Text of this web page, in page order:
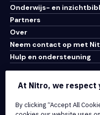
Onderwijs- en
Partners
Over
Neem contact op met
Hulp en ondersteuning
Integraties en API-
Cookiebeleid
At Nitro, we respect
By clicking “Accept All